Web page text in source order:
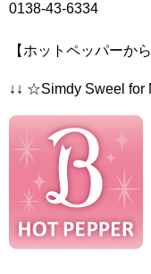
0138-43-6334
【ホットペッパーか
↓↓ ☆Simdy Sweel for